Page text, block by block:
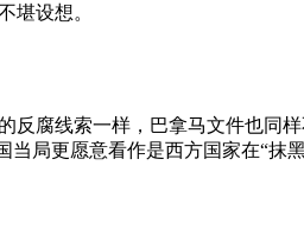
堪设想。
反腐线索一样，巴拿马文件也
局更愿意看作是西方国家在“抹黑